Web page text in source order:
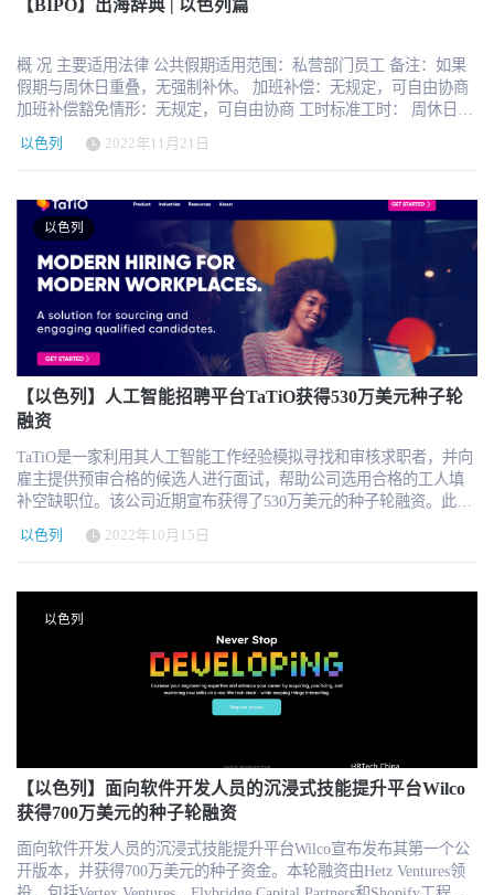
幸被Globes认可为接受调查的数千家其他科技公司中的佼佼者。作为
继续追求我们的愿景，即通过获得21世纪的技能来帮助数百万人在
就业市场上找到自己的位置”。 Radical Ventures的管理合伙人Jordan
Jacobs说：“retrain.ai 正在帮助企业在代际过渡中驾驭经济和劳动
力，通过利用强大的人工智能模型，retrain.ai 正在缩短招聘时间，
重要资源——人才。我们的人才招聘和人才管理模块由负责任的人
工智能提供支持，帮助揭示求职者和员工的技能和能力，揭示求职
者最大潜力和新的职业机会，以便人力资源领导者能够做出数据驱
动的决策”。 关于 retrain.ai retrain.ai 是领先的人才智能平台，旨在帮
助企业智能地招聘、留住和发展员工。利用负责任的人工智能和业
界最大的技能架构，企业通过ai人才招聘和人才管理模块来释放人才
洞察并有效优化员工队伍，以降低自然减员率，在一个数据驱动的
解决方案中赢得人才争夺战和大辞职。
【BIPO】出海辞典 | 以色列篇
概 况 主要适用法律 公共假期适用范围：私营部门员工 备注：如果
假期与周休日重叠，无强制补休。 加班补偿：无规定，可自由协商
加班补偿豁免情形：无规定，可自由协商 工时标准工时： 周休日：
为周休日，穆斯林的休息日是星期五。 加班补偿： 工作日：前2个
小时内，按125%的加班工资支付，超出2个小时，按150%的加班工
资支付； 周休日：按照150%的加班工资支付。 （补休可替代加班
费） 加班补偿豁免情形： 1、空勤人员; 2、从事行政职责或者职责
中要求具有特殊程度的个人私密; 3、雇用的条件和情况使雇主无法
控制其工作时间和休息时间的雇员。 休假｜年假 综合雇主/单一雇
主：单一雇主 年假资格： 1、对于年假年度内始终维持劳动关系的
雇员，工作200天以上即获得完整年假，不满200天可获得相应比例
的年假； 2、对于年假年度内存在过劳动关系但已经终止的雇员，工
作240天以上即获得完整年假，不满240天可获得相应比例的年假。
注：默认每年1月份起的12个月为年假年度。 年假长度： 年假累
积：在雇主同意的前提下，雇员可以在至少已经休假7天的前提下，
将剩余的假期累积到接下去的两个年假年度内。 年假期间待遇：由
未休的年假以现金折算 未休年假补偿：由雇主按照日平均工资的
100%支付 病假病假资格：在雇主处全职受雇；自己生病或者家人生
病需要照顾 病假长度：每工作一个月，即可获得1.5天的病假，即一
年18天，可以累计，但不得超过90天 病假津贴：病假的第1天无薪，
领养，找人代孕，死产或者怀孕22周后流产的情况 产假长度： 同一
雇主工作不满一年：15周，每多一胎额外加3周产假 同一雇主工作一
年以上：26周，每多一胎额外加3周产假 产假津贴： 在产假前14个
月中有10个月或22个月中有15个月缴纳国民保险的雇员，有权享受
15周的产假津贴，每多一胎额外加3周产假津贴； 在产假前14个月中
有6个月缴纳国民保险的雇员，有权享受8周的产假津贴，每多一胎
的1/4，上限1年； 接受不满10岁的孩子的寄养的雇员可获得4周-26
周的假期，在同一天接受两个或三个孩子寄养的员工视具体情况有
权获得2-3周延长寄养假； 16 岁以下的儿童生病，雇员每年享有 6
天的照顾假，或当18 岁以下儿童有不治之症时，每年可获得最多 60
天照顾假； 怀孕不满22周流产可根据医生证明获得7天到6周的假
期，其使用等同病假； 配偶分娩的情况下，雇员可获得1周的陪产
以色列 2022年11月21日
以色列
【以色列】人工智能招聘平台TaTiO获得530万美元种子轮
融资
TaTiO是一家利用其人工智能工作经验模拟寻找和审核求职者，并向
雇主提供预审合格的候选人进行面试，帮助公司选用合格的工人填
补空缺职位。该公司近期宣布获得了530万美元的种子轮融资。此次
Discovery、Tau Ventures Ltd.、Techstars和GoodCompany参与。私人
投资者包括Aleph VC的普通合伙人Michael Eisenberg、Timberland的
前CEO Jeff Swartz和Wix.com的总裁Nir Zohar。 自Covid-19事件发生
以来，企业在行业内和跨行业的竞争中都在努力寻找和雇用优秀人
才。同时，研究表明有大量未开发的人才。哈佛商学院的一份报告
指出，在美国有超过2700万的隐性工人。处于弱势的隐性工人往往
缺乏招聘人员所寻求的证书或教育经历，这使得他们在就业市场上
不被看见。虽然他们可能有能力和技能在某项工作中表现出色，但
简单的简历会让他们错失被雇用的机会。 TaTiO提供了一种独特的工
能。TaTiO寻找潜在的候选人，并提供现实的工作模拟任务，预测他
们对各种职业的能力。人工智能分析学习和跟踪每个候选人的行
为、服务取向和说话的语气，产生一份带有特定工作预测分数的报
偏好，提高求职与雇用的比例。 TaTiO的首席执行官Maya Hubert
说："平均而言，一个雇主会收到250份申请，而看一份简历的平均
以色列 2022年10月15日
以色列
【以色列】面向软件开发人员的沉浸式技能提升平台Wilco
获得700万美元的种子轮融资
面向软件开发人员的沉浸式技能提升平台Wilco宣布发布其第一个公
开版本，并获得700万美元的种子资金。本轮融资由Hetz Ventures领